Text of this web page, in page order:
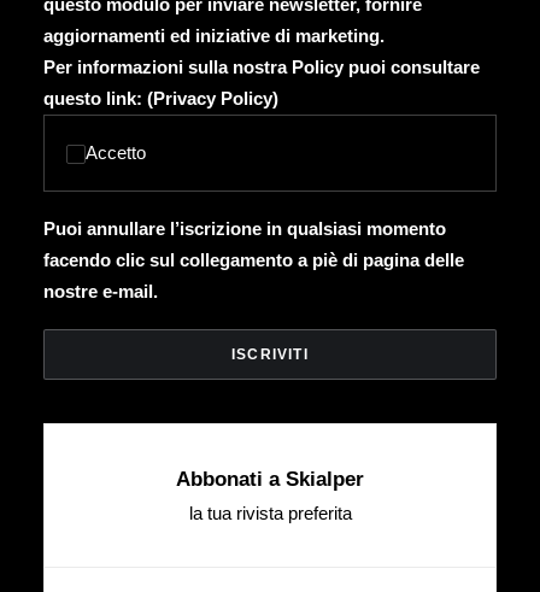
questo modulo per inviare newsletter, fornire
aggiornamenti ed iniziative di marketing.
Per informazioni sulla nostra Policy puoi consultare
questo link: (Privacy Policy)
Accetto
Puoi annullare l’iscrizione in qualsiasi momento
facendo clic sul collegamento a piè di pagina delle
nostre e-mail.
Abbonati a Skialper
la tua rivista preferita